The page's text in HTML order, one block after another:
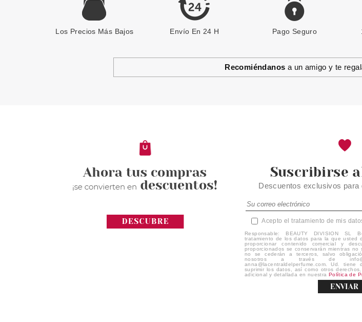
Pvr 3.99€
Los Precios Más Bajos Envío En 24 H Pago Seguro
Recomiéndanos a un amigo y te
Suscribirse
Descuentos exclusivos para
Acepto el tratamiento de mis
Responsable: BEAUTY DIVISION SL
tratamiento de los datos para la que usted
proporcionar contenido comercial y
proporcionados se conservarán mientras
no se cederán a terceros, salvo
nosotros a través de
anna@lacentraldelperfume.com. Ud.
suprimir los datos, así como otros
adicional y detallada en nuestra Política de
ENVIAR